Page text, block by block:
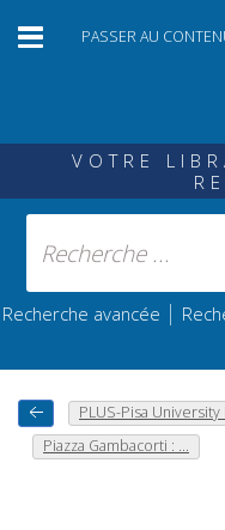
PASSER AU
VOTRE
Recherche avancée |
PLUS-Pisa
Piazza Gambacorti : ...